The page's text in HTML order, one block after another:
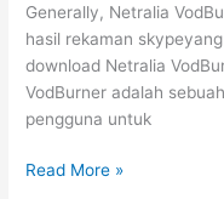
Generally, Netralia
hasil rekaman
download Netralia
VodBurner adalah
pengguna untuk
Netralia
Read More »